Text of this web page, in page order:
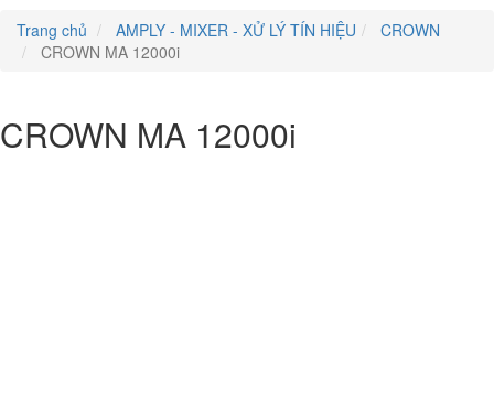
Trang chủ
AMPLY - MIXER - XỬ LÝ TÍN HIỆU
CROWN
CROWN MA 12000i
CROWN MA 12000i